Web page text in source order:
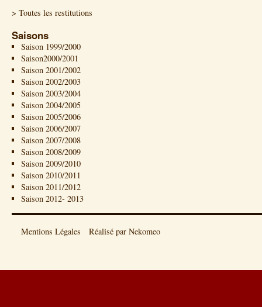
> Toutes les restitutions
Saisons
Saison 1999/2000
Saison2000/2001
Saison 2001/2002
Saison 2002/2003
Saison 2003/2004
Saison 2004/2005
Saison 2005/2006
Saison 2006/2007
Saison 2007/2008
Saison 2008/2009
Saison 2009/2010
Saison 2010/2011
Saison 2011/2012
Saison 2012- 2013
Mentions Légales Réalisé par Nekomeo